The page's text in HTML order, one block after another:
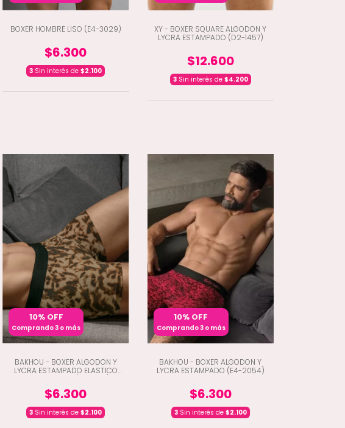
BOXER HOMBRE LISO (E4-3029)
$6.300
3 Sin interés de$2.100
XY - BOXER SQUARE ALGODON Y
LYCRA ESTAMPADO (D2-1457)
$12.600
3Sin interés de $4.200
10% OFF
Comprando 3 o más
BAKHOU - BOXER ALGODON Y
LYCRA ESTAMPADO ELASTICO
$6.300
3 Sin interés de$2.100
10% OFF
Comprando 3 o más
BAKHOU - BOXER ALGODON Y
LYCRA ESTAMPADO (E4-2054)
$6.300
3Sin interés de $2.100